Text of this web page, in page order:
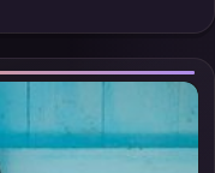
产免费观看高清电视
享高清在线追剧体验。